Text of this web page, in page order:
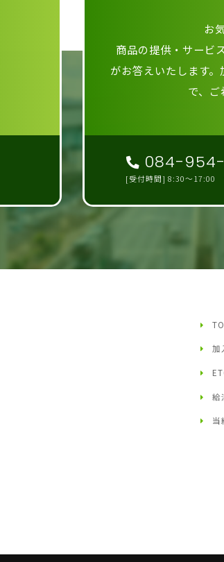
お
商品の提供・サービ
がお答えいたします
で、ご
084-
[受付時間] 8:30～17:00
加
給
当